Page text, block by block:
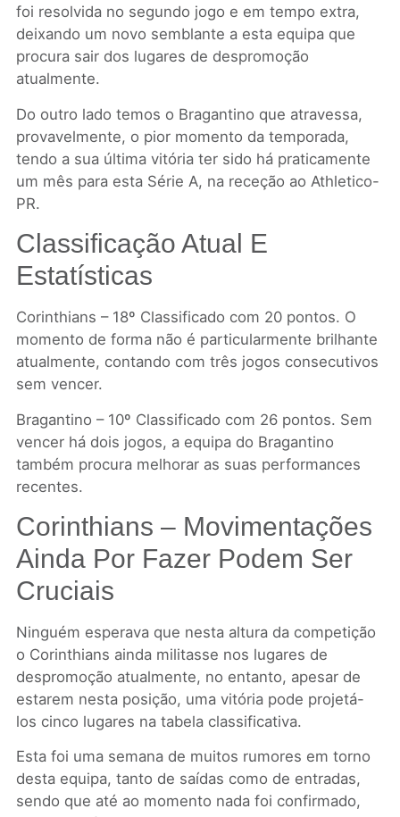
foi resolvida no segundo jogo e em tempo extra,
deixando um novo semblante a esta equipa que
procura sair dos lugares de despromoção
atualmente.
Do outro lado temos o Bragantino que atravessa,
provavelmente, o pior momento da temporada,
tendo a sua última vitória ter sido há praticamente
um mês para esta Série A, na receção ao Athletico-
PR.
Classificação Atual E
Estatísticas
Corinthians – 18º Classificado com 20 pontos. O
momento de forma não é particularmente brilhante
atualmente, contando com três jogos consecutivos
sem vencer.
Bragantino – 10º Classificado com 26 pontos. Sem
vencer há dois jogos, a equipa do Bragantino
também procura melhorar as suas performances
recentes.
Corinthians – Movimentações
Ainda Por Fazer Podem Ser
Cruciais
Ninguém esperava que nesta altura da competição
o Corinthians ainda militasse nos lugares de
despromoção atualmente, no entanto, apesar de
estarem nesta posição, uma vitória pode projetá-
los cinco lugares na tabela classificativa.
Esta foi uma semana de muitos rumores em torno
desta equipa, tanto de saídas como de entradas,
sendo que até ao momento nada foi confirmado,